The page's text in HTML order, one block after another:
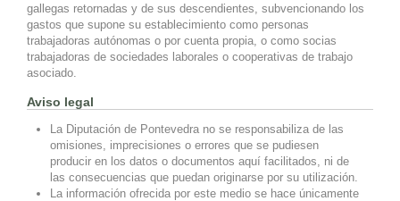
gallegas retornadas y de sus descendientes, subvencionando los
gastos que supone su establecimiento como personas
trabajadoras autónomas o por cuenta propia, o como socias
trabajadoras de sociedades laborales o cooperativas de trabajo
asociado.
Aviso legal
La Diputación de Pontevedra no se responsabiliza de las
omisiones, imprecisiones o errores que se pudiesen
producir en los datos o documentos aquí facilitados, ni de
las consecuencias que puedan originarse por su utilización.
La información ofrecida por este medio se hace únicamente